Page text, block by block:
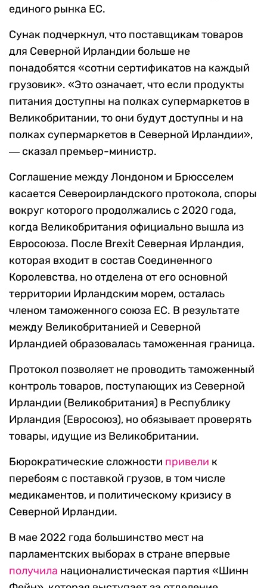
единого рынка ЕС.
Сунак подчеркнул, что поставщикам товаров
для Северной Ирландии больше не
понадобятся «сотни сертификатов на каждый
грузовик». «Это означает, что если продукты
питания доступны на полках супермаркетов в
Великобритании, то они будут доступны и на
полках супермаркетов в Северной Ирландии»,
― сказал премьер-министр.
Соглашение между Лондоном и Брюсселем
касается Североирландского протокола, споры
вокруг которого продолжались с 2020 года,
когда Великобритания официально вышла из
Евросоюза. После Brexit Северная Ирландия,
которая входит в состав Соединенного
Королевства, но отделена от его основной
территории Ирландским морем, осталась
членом таможенного союза ЕС. В результате
между Великобританией и Северной
Ирландией образовалась таможенная граница.
Протокол позволяет не проводить таможенный
контроль товаров, поступающих из Северной
Ирландии (Великобритания) в Республику
Ирландия (Евросоюз), но обязывает проверять
товары, идущие из Великобритании.
Бюрократические сложности привели к
перебоям с поставкой грузов, в том числе
медикаментов, и политическому кризису в
Северной Ирландии.
В мае 2022 года большинство мест на
парламентских выборах в стране впервые
получила националистическая партия «Шинн